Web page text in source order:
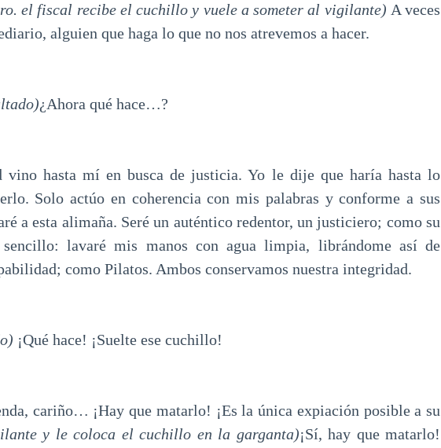
el fiscal recibe el cuchillo y vuele a someter al vigilante) A veces
alguien que haga lo que no nos atrevemos a hacer.
¿Ahora qué hace…?
hasta mí en busca de justicia. Yo le dije que haría hasta lo
Solo actúo en coherencia con mis palabras y conforme a sus
a esta alimaña. Seré un auténtico redentor, un justiciero; como su
sencillo: lavaré mis manos con agua limpia, librándome así de
como Pilatos. Ambos conservamos nuestra integridad.
¡Qué hace! ¡Suelte ese cuchillo!
cariño… ¡Hay que matarlo! ¡Es la única expiación posible a su
y le coloca el cuchillo en la garganta)¡Sí, hay que matarlo!